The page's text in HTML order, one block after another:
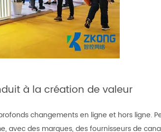
à la création de valeur
changements en ligne et hors ligne.
des marques, des fournisseurs de